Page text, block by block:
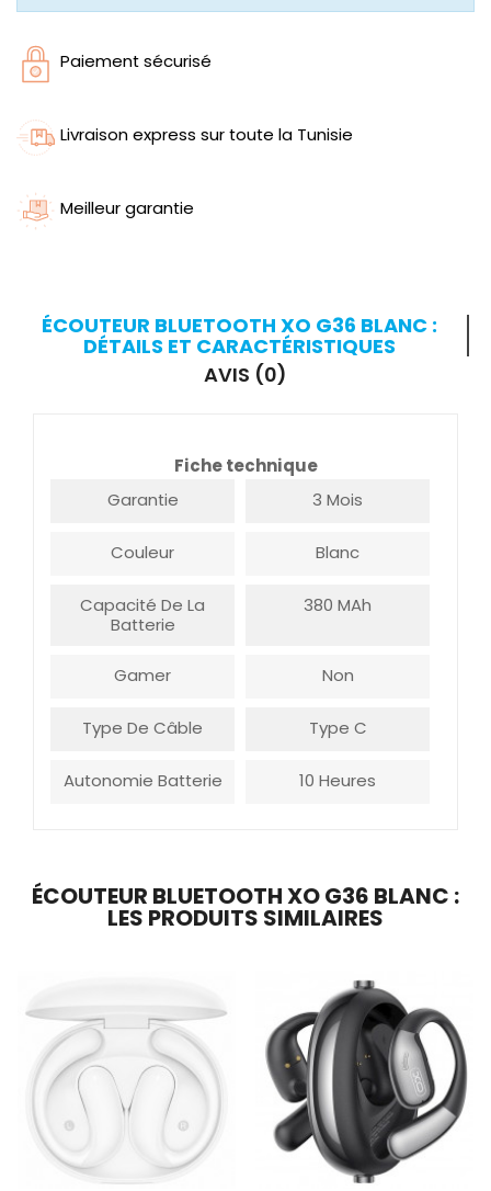
Paiement sécurisé
Livraison express sur toute la Tunisie
Meilleur garantie
ÉCOUTEUR BLUETOOTH XO G36 BLANC :
DÉTAILS ET CARACTÉRISTIQUES
AVIS (0)
Fiche technique
Garantie
3 Mois
Couleur Blanc
Capacité De La
Batterie
380 MAh
Gamer Non
Type De Câble Type C
Autonomie Batterie 10 Heures
ÉCOUTEUR BLUETOOTH XO G36 BLANC :
LES PRODUITS SIMILAIRES